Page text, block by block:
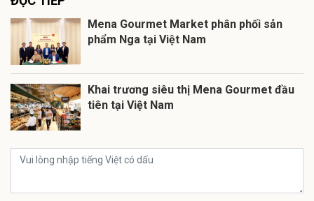
Mena Gourmet Market phân phối sản
phẩm Nga tại Việt Nam
Khai trương siêu thị Mena Gourmet đầu
tiên tại Việt Nam